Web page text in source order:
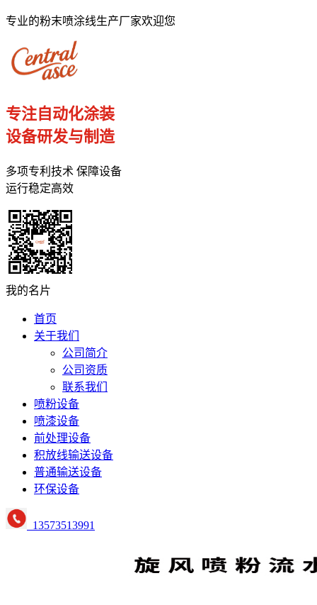
专业的粉末喷涂线生产厂家欢迎您
专注自动化涂装
设备研发与制造
多项专利技术 保障设备
运行稳定高效
我的名片
首页
关于我们
公司简介
公司资质
联系我们
喷粉设备
喷漆设备
前处理设备
积放线输送设备
普通输送设备
环保设备
13573513991